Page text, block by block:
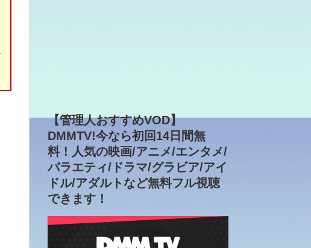
【管理人おすすめVOD】
DMMTV!今なら初回14日間無
料！人気の映画/アニメ/エンタメ/
バラエティ/ドラマ/グラビア/アイ
ドル/アダルトなど無料フル視聴
できます！